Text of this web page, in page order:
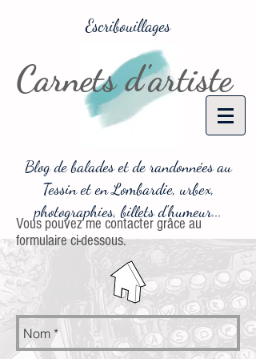
Escribouillages
Carnets d'artiste
Blog de balades et de randonnées au
Tessin et en Lombardie, urbex,
photographies, billets d'humeur...
Vous pouvez me contacter grâce au
formulaire ci-dessous.